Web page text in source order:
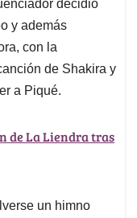
decidió
y además
con la
de Shakira y
a Piqué.
de La Liendra tras
un himno